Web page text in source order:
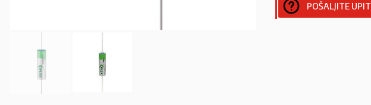
POŠALJITE UPIT